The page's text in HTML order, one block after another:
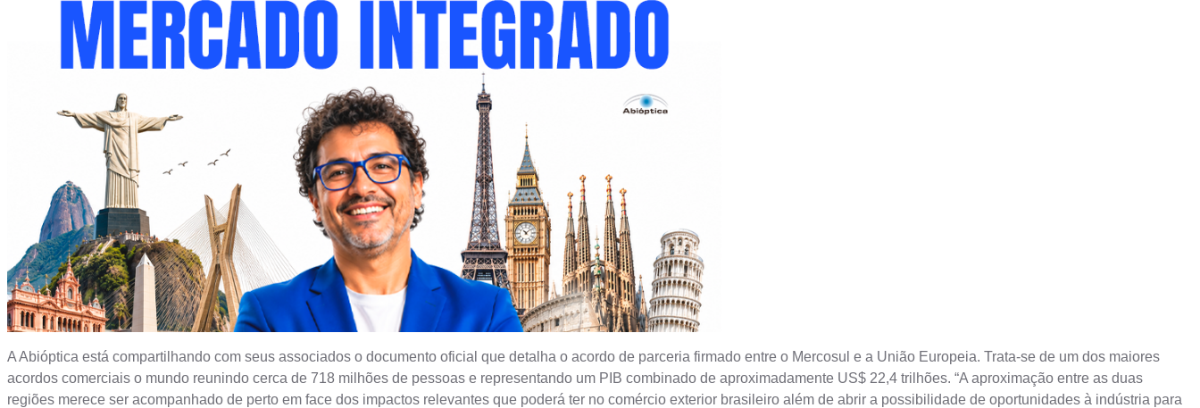
A Abióptica está compartilhando com seus associados o documento oficial que detalha o acordo de parceria firmado entre o Mercosul e a União Europeia. Trata-se de um dos maiores
acordos comerciais o mundo reunindo cerca de 718 milhões de pessoas e representando um PIB combinado de aproximadamente US$ 22,4 trilhões. “A aproximação entre as duas
regiões merece ser acompanhado de perto em face dos impactos relevantes que poderá ter no comércio exterior brasileiro além de abrir a possibilidade de oportunidades à indústria para